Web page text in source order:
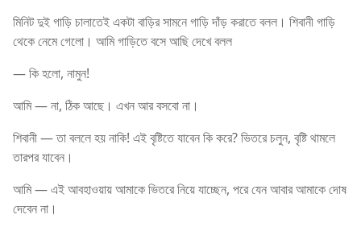
মিনিট দুই গাড়ি চালাতেই একটা বাড়ির সামনে গাড়ি দাঁড় করাতে বলল। শিবানী গাড়ি
থেকে নেমে গেলো। আমি গাড়িতে বসে আছি দেখে বলল
— কি হলো, নামুন!
আমি — না, ঠিক আছে। এখন আর বসবো না।
শিবানী — তা বললে হয় নাকি! এই বৃষ্টিতে যাবেন কি করে? ভিতরে চলুন, বৃষ্টি থামলে
তারপর যাবেন।
আমি — এই আবহাওয়ায় আমাকে ভিতরে নিয়ে যাচ্ছেন, পরে যেন আবার আমাকে দোষ
দেবেন না।